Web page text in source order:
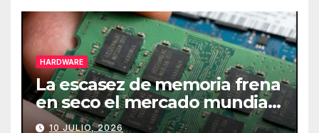
HARDWARE
La escasez de memoria frena
en seco el mercado mundial
de PCs
10 JULIO, 2026